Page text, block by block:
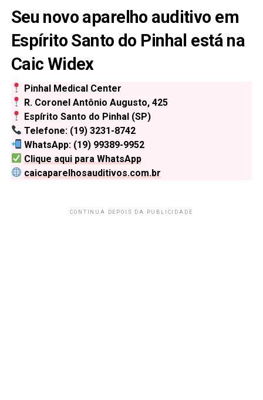
Seu novo aparelho auditivo em
Espírito Santo do Pinhal está na
Caic Widex
Pinhal Medical Center
R. Coronel Antônio Augusto, 425
Espírito Santo do Pinhal (SP)
Telefone: (19) 3231-8742
WhatsApp: (19) 99389-9952
Clique aqui para WhatsApp
caicaparelhosauditivos.com.br
CONTINUA DEPOIS DA PUBLICIDADE